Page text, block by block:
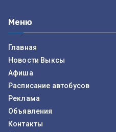
Меню
Главная
Новости Выксы
Афиша
Расписание автобусов
Реклама
Объявления
Контакты